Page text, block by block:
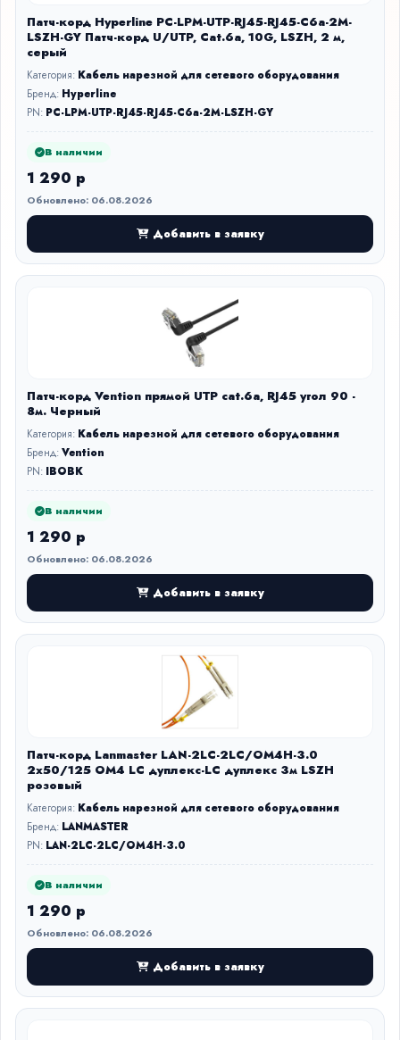
Патч-корд Hyperline PC-LPM-UTP-RJ45-RJ45-C6a-2M-
LSZH-GY Патч-корд U/UTP, Cat.6a, 10G, LSZH, 2 м,
серый
Категория: Кабель нарезной для сетевого оборудования
Бренд: Hyperline
PN: PC-LPM-UTP-RJ45-RJ45-C6a-2M-LSZH-GY
В наличии
1 290 р
Обновлено: 06.08.2026
Добавить в заявку
Патч-корд Vention прямой UTP cat.6a, RJ45 угол 90 -
8м. Черный
Категория: Кабель нарезной для сетевого оборудования
Бренд:Vention
PN: IBOBK
В наличии
1 290 р
Обновлено: 06.08.2026
Добавить в заявку
Патч-корд Lanmaster LAN-2LC-2LC/OM4H-3.0
2x50/125 OM4 LC дуплекс-LC дуплекс 3м LSZH
розовый
Категория: Кабель нарезной для сетевого оборудования
Бренд: LANMASTER
PN: LAN-2LC-2LC/OM4H-3.0
В наличии
1 290 р
Обновлено: 06.08.2026
Добавить в заявку